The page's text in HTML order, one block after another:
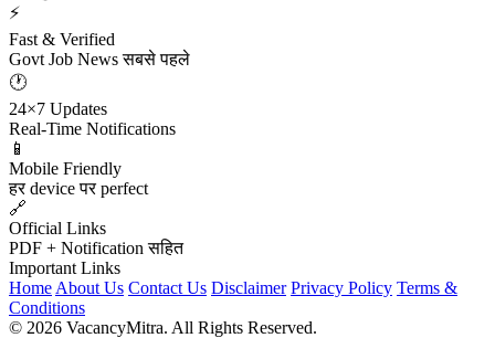
⚡
Fast & Verified
Govt Job News सबसे पहले
🕐
24×7 Updates
Real-Time Notifications
📱
Mobile Friendly
हर device पर perfect
🔗
Official Links
PDF + Notification सहित
Important Links
Home About Us Contact Us Disclaimer Privacy Policy Terms &
Conditions
© 2026 VacancyMitra. All Rights Reserved.